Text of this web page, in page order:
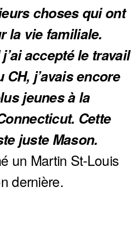
choses qui ont
la vie familiale.
accepté le travail
CH, j’avais encore
jeunes à la
Cette
juste Mason.
un Martin St-Louis
dernière.